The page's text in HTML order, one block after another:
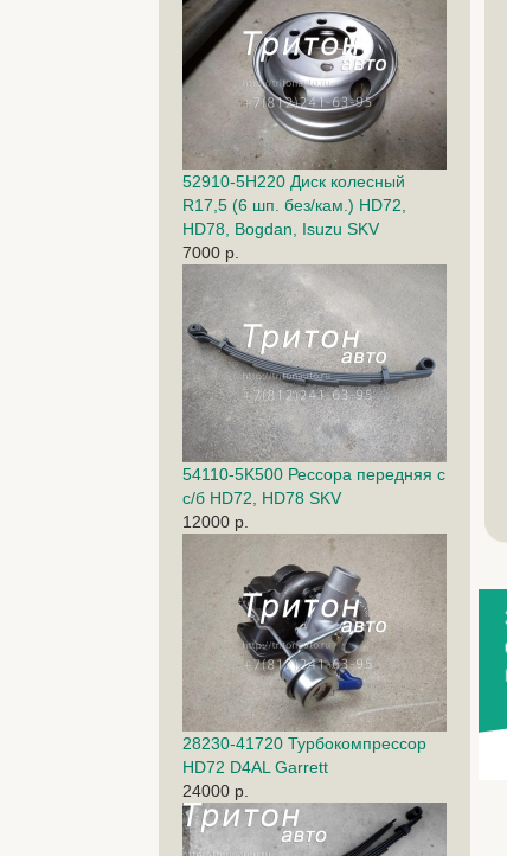
52910-5H220 Диск колесный
R17,5 (6 шп. без/кам.) HD72,
HD78, Bogdan, Isuzu SKV
7000 р.
54110-5K500 Рессора передняя с
с/б HD72, HD78 SKV
12000 р.
28230-41720 Турбокомпрессор
HD72 D4AL Garrett
24000 р.